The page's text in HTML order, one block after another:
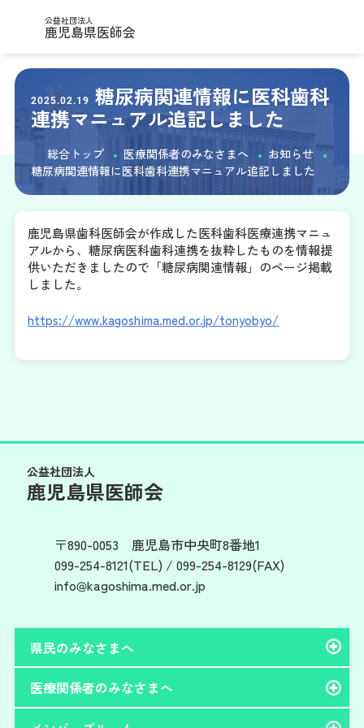
公益社団法人
鹿児島県医師会
2025.02.19 糖尿病関連情報に医科歯科
連携マニュアル追記しました
総合トップ 医療関係者のみなさまへ
お知らせ
糖尿病関連情報に医科歯科連携マニュアル追記しました
鹿児島県歯科医師会が作成した医科歯科医療連携マニュ
アルから、糖尿病医科歯科連携を抜粋したものを情報提
供いただきましたので「糖尿病関連情報」のページ掲載
しました。
https://www.kagoshima.med.or.jp/tonyobyo/
公益社団法人
鹿児島県医師会
〒890-0053 鹿児島市中央町8番地1
099-254-8121(TEL) / 099-254-8129(FAX)
info kagoshima.med.or.jp
県民のみなさまへ
医療関係者のみなさまへ